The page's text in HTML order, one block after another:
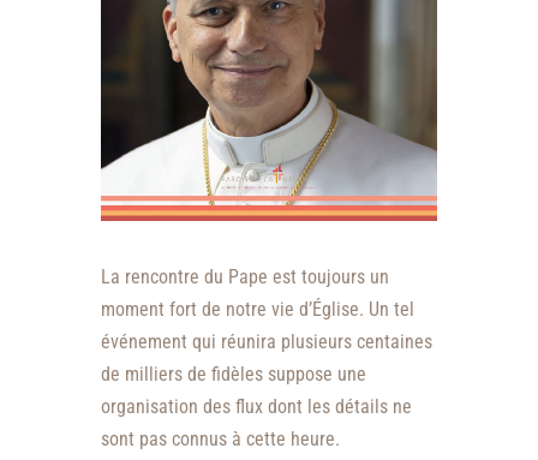
La rencontre du Pape est toujours un
moment fort de notre vie d’Église. Un tel
événement qui réunira plusieurs centaines
de milliers de fidèles suppose une
organisation des flux dont les détails ne
sont pas connus à cette heure.